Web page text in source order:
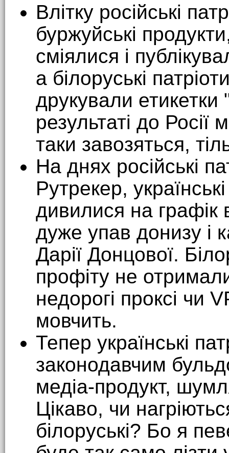
Влітку російські
буржуйські
сміялися і
а білоруські
друкували
результаті до Росії
таки завозяться,
На днях російські
Рутрекер,
дивилися на графік
дуже упав донизу і
Дарії Донцової.
профіту не
недорогі проксі чи
мовчить.
Тепер українські
законодавчим
медіа-продукт,
Цікаво, чи
білоруські? Бо я